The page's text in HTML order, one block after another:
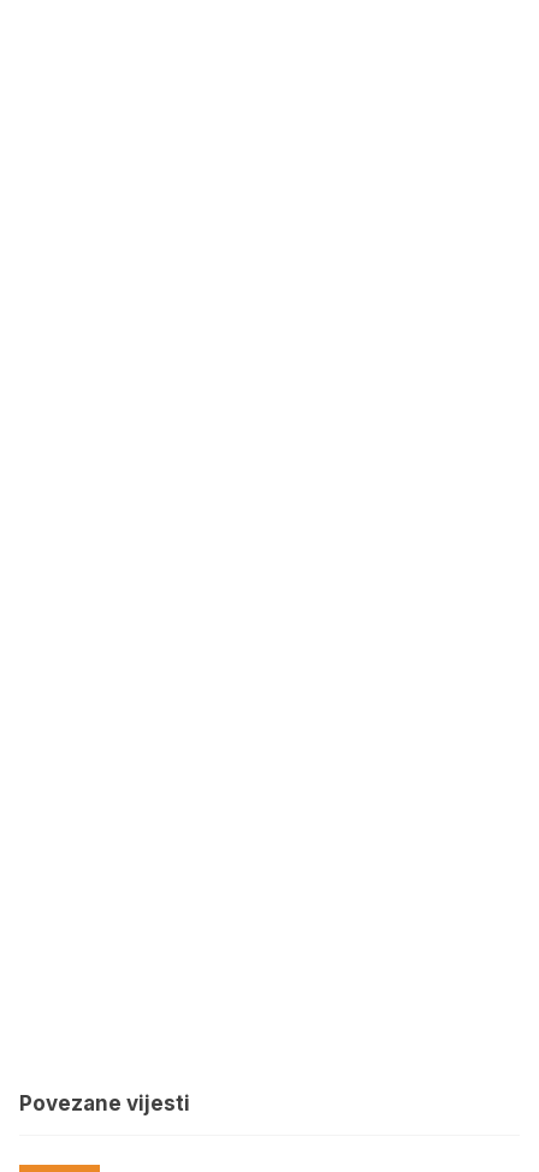
Povezane vijesti